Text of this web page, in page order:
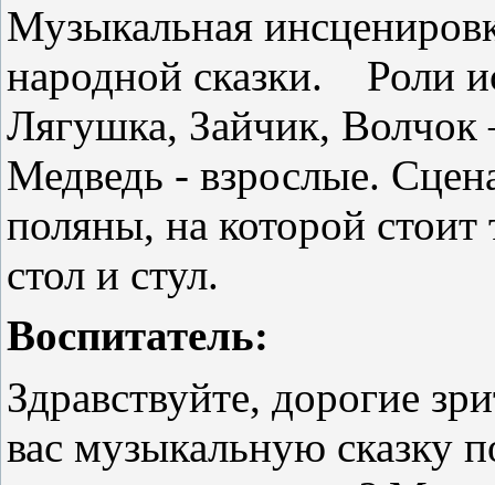
Музыкальная
народной сказки.
Роли
Лягушка, Зайчик, Волчок
Медведь - взрослые.
поляны, на которой
стол и стул.
Воспитатель:
Здравствуйте, дорогие
вас музыкальную сказку